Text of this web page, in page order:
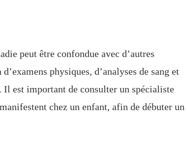
peut être confondue avec d’autres
physiques, d’analyses de sang et
est important de consulter un spécialiste
chez un enfant, afin de débuter un